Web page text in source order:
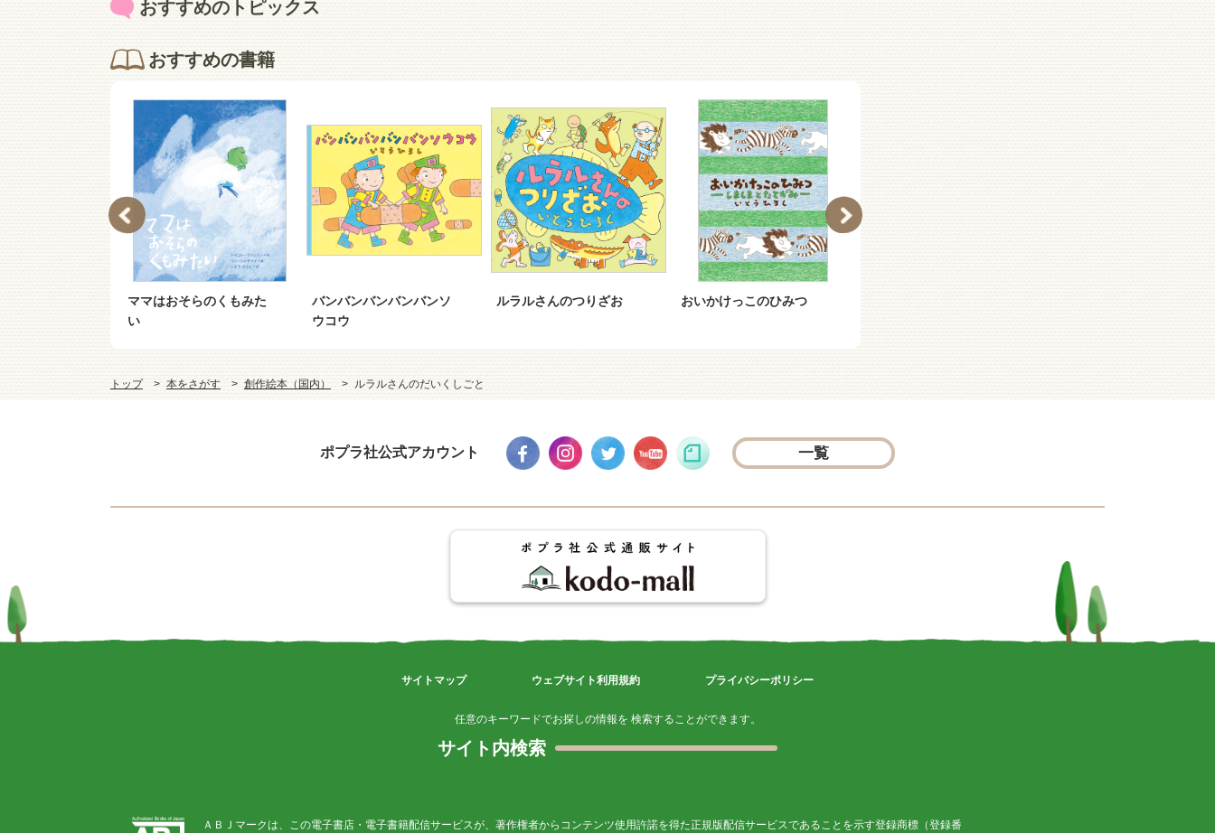
おすすめのトピックス
おすすめの書籍
ママはおそらのくもみた
い
バンバンバンバンバンソ
ウコウ
ルラルさんのつりざお おいかけっこのひみつ
トップ 本をさがす 創作絵本（国内） ルラルさんのだいくしごと
ポプラ社公式アカウント 一覧
サイトマップ ウェブサイト利用規約 プライバシーポリシー
任意のキーワードでお探しの情報を 検索することができます。
サイト内検索
ＡＢＪマークは、この電子書店・電子書籍配信サービスが、著作権者からコンテンツ使用許諾を得た正規版配信サービスであることを示す登録商標（登録番